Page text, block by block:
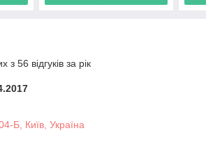
з 56 відгуків за рік
Б, Київ, Україна